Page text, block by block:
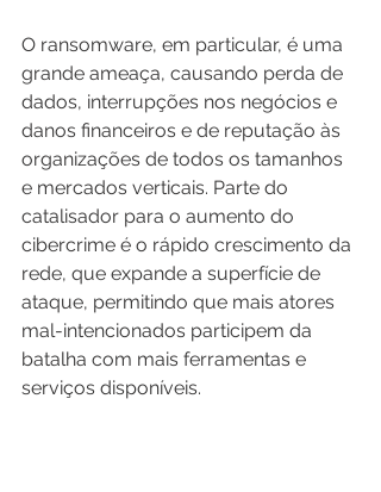
O ransomware, em particular, é uma
grande ameaça, causando perda de
dados, interrupções nos negócios e
danos financeiros e de reputação às
organizações de todos os tamanhos
e mercados verticais. Parte do
catalisador para o aumento do
cibercrime é o rápido crescimento da
rede, que expande a superfície de
ataque, permitindo que mais atores
mal-intencionados participem da
batalha com mais ferramentas e
serviços disponíveis.